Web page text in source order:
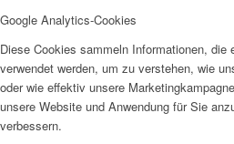
Google Analytics-Cookies
Diese Cookies sammeln Informationen, die
verwendet werden, um zu verstehen, wie
oder wie effektiv unsere
unsere Website und Anwendung für Sie
verbessern.